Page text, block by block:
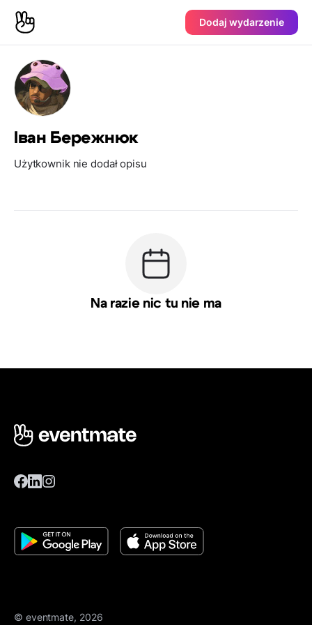
Dodaj wydarzenie
Іван Бережнюк
Użytkownik nie dodał opisu
Na razie nic tu nie ma
© eventmate, 2026